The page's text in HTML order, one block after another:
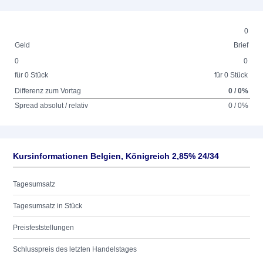
0
Geld
Brief
0
für 0 Stück
0
für 0 Stück
Differenz zum Vortag
0 / 0%
Spread absolut / relativ
0 / 0%
Kursinformationen Belgien, Königreich 2,85% 24/34
Tagesumsatz
Tagesumsatz in Stück
Preisfeststellungen
Schlusspreis des letzten Handelstages